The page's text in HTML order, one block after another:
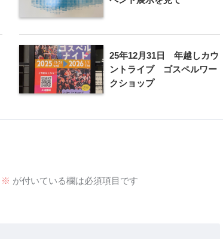
25年12月31日 年越しカウ
ントライブ ゴスペルワー
クショップ
※ が付いている欄は必須項目です